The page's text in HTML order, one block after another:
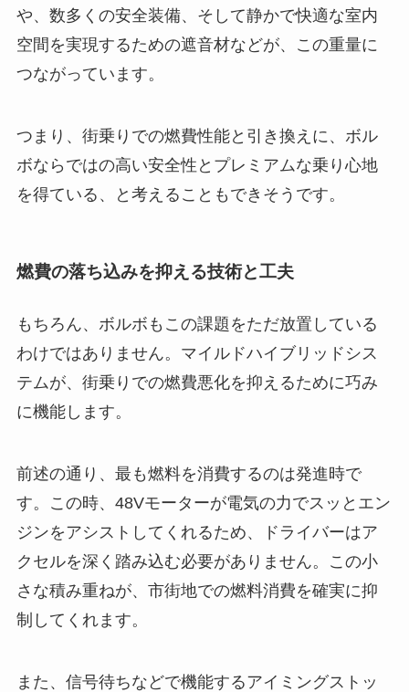
や、数多くの安全装備、そして静かで快適な室内
空間を実現するための遮音材などが、この重量に
つながっています。
つまり、街乗りでの燃費性能と引き換えに、ボル
ボならではの高い安全性とプレミアムな乗り心地
を得ている、と考えることもできそうです。
燃費の落ち込みを抑える技術と工夫
もちろん、ボルボもこの課題をただ放置している
わけではありません。マイルドハイブリッドシス
テムが、街乗りでの燃費悪化を抑えるために巧み
に機能します。
前述の通り、最も燃料を消費するのは発進時で
す。この時、48Vモーターが電気の力でスッとエン
ジンをアシストしてくれるため、ドライバーはア
クセルを深く踏み込む必要がありません。この小
さな積み重ねが、市街地での燃料消費を確実に抑
制してくれます。
また、信号待ちなどで機能するアイミングストッ